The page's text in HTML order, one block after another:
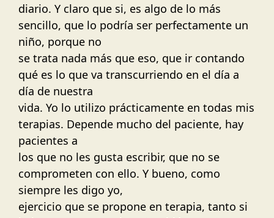
diario. Y claro que si, es algo de lo más
sencillo, que lo podría ser perfectamente un
niño, porque no
se trata nada más que eso, que ir contando
qué es lo que va transcurriendo en el día a
día de nuestra
vida. Yo lo utilizo prácticamente en todas mis
terapias. Depende mucho del paciente, hay
pacientes a
los que no les gusta escribir, que no se
comprometen con ello. Y bueno, como
siempre les digo yo,
ejercicio que se propone en terapia, tanto si